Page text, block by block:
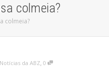
colmeia?
colmeia?
Notícias da ABZ, 0